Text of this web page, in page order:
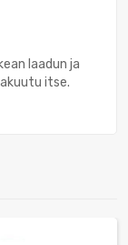
laadun ja
itse.